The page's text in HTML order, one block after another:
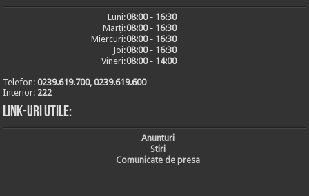
Luni:08:00 - 16:30
Marți:08:00 - 16:30
Miercuri:08:00 - 16:30
Joi:08:00 - 16:30
Vineri:08:00 - 14:00
Telefon:0239.619.700, 0239.619.600
Interior: 222
Link-uri utile:
Anunturi
Stiri
Comunicate de presa